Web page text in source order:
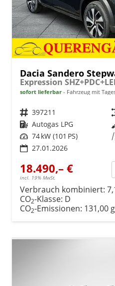
Dacia Sandero
Expression
sofort lieferbar Fahrzeug mit
Fahrzeugnr. 397211
Kraftstoff Autogas LPG
Leistung 74 kW (101 PS)
27.01.2026
18.490,– €
incl. 19% MwSt.
Verbrauch kombiniert:
CO2-Klasse: D
CO2-Emissionen: 131,00